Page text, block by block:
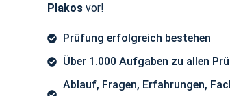
Plakos vor!
Prüfung erfolgreich bestehen
Über 1.000 Aufgaben zu allen
Ablauf, Fragen, Erfahrungen,